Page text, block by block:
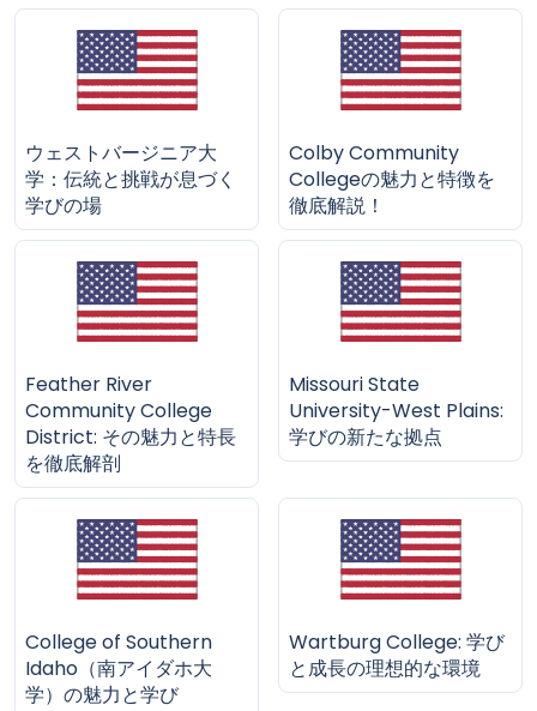
ウェストバージニア大
学：伝統と挑戦が息づく
学びの場
Colby Community
Collegeの魅力と特徴を
徹底解説！
Feather River
Community College
District: その魅力と特長
を徹底解剖
Missouri State
University-West Plains:
学びの新たな拠点
College of Southern
Idaho（南アイダホ大
学）の魅力と学び
Wartburg College: 学び
と成長の理想的な環境